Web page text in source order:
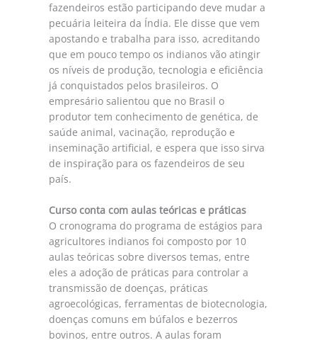
fazendeiros estão participando deve mudar a
pecuária leiteira da Índia. Ele disse que vem
apostando e trabalha para isso, acreditando
que em pouco tempo os indianos vão atingir
os níveis de produção, tecnologia e eficiência
já conquistados pelos brasileiros. O
empresário salientou que no Brasil o
produtor tem conhecimento de genética, de
saúde animal, vacinação, reprodução e
inseminação artificial, e espera que isso sirva
de inspiração para os fazendeiros de seu
país.
Curso conta com aulas teóricas e práticas
O cronograma do programa de estágios para
agricultores indianos foi composto por 10
aulas teóricas sobre diversos temas, entre
eles a adoção de práticas para controlar a
transmissão de doenças, práticas
agroecológicas, ferramentas de biotecnologia,
doenças comuns em búfalos e bezerros
bovinos, entre outros. A aulas foram